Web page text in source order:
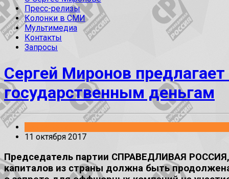
Пресс-релизы
Колонки в СМИ
Мультимедиа
Контакты
Запросы
Сергей Миронов
государственным деньгам
11 октября 2017
Председатель партии СПРАВЕДЛИВАЯ РОССИЯ,
капиталов из страны должна быть